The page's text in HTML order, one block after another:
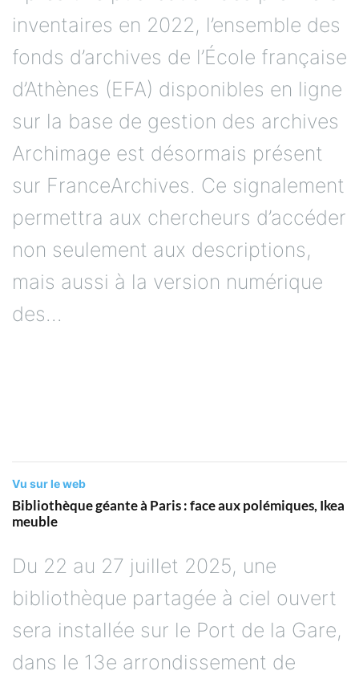
inventaires en 2022, l’ensemble des
fonds d’archives de l’École française
d’Athènes (EFA) disponibles en ligne
sur la base de gestion des archives
Archimage est désormais présent
sur FranceArchives. Ce signalement
permettra aux chercheurs d’accéder
non seulement aux descriptions,
mais aussi à la version numérique
des...
Vu sur le web
Bibliothèque géante à Paris : face aux polémiques, Ikea
meuble
Du 22 au 27 juillet 2025, une
bibliothèque partagée à ciel ouvert
sera installée sur le Port de la Gare,
dans le 13e arrondissement de